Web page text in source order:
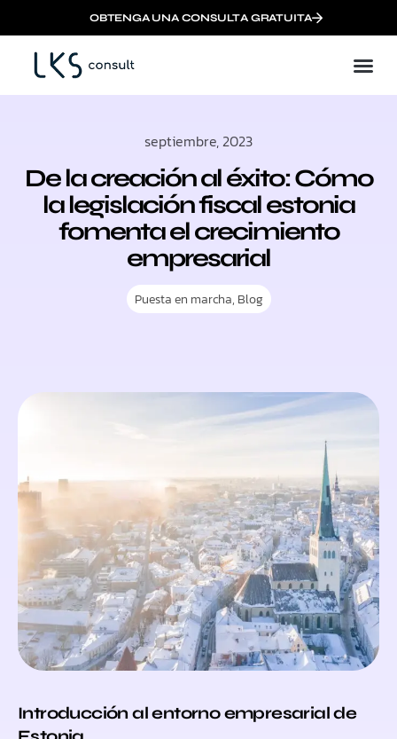
OBTENGA UNA CONSULTA GRATUITA
septiembre, 2023
De la creación al éxito: Cómo
la legislación fiscal estonia
fomenta el crecimiento
empresarial
Puesta en marcha, Blog
Introducción al entorno empresarial de